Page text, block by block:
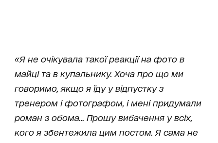
«Я не очікувала такої реакції на фото в
майці та в купальнику. Хоча про що ми
говоримо, якщо я їду у відпустку з
тренером і фотографом, і мені придумали
роман з обома… Прошу вибачення у всіх,
кого я збентежила цим постом. Я сама не